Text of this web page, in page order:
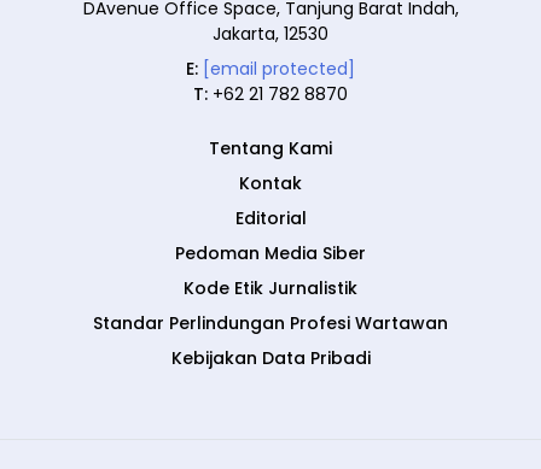
DAvenue Office Space, Tanjung Barat Indah,
Jakarta, 12530
E: [email protected]
T: +62 21 782 8870
Tentang Kami
Kontak
Editorial
Pedoman Media Siber
Kode Etik Jurnalistik
Standar Perlindungan Profesi Wartawan
Kebijakan Data Pribadi